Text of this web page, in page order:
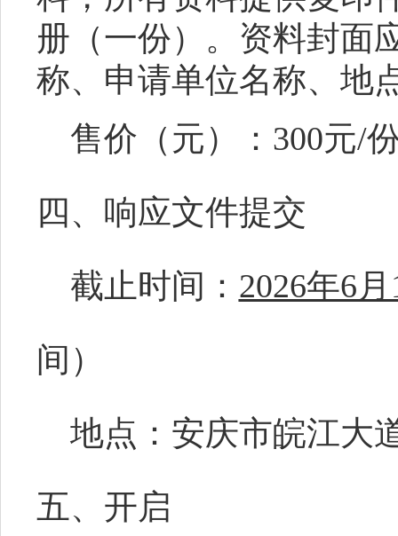
册（一份）。资料封面
称、申请单位名称、地
售价 （元） ： 300元/
四、响应文件提交
截止时间： 2026年6
间）
地点：安庆市皖江大
五、开启